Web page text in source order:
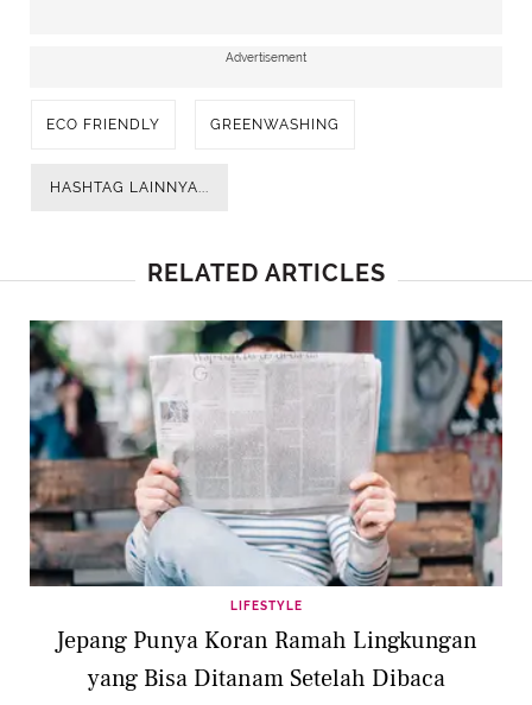
Advertisement
ECO FRIENDLY GREENWASHING
HASHTAG LAINNYA...
RELATED ARTICLES
LIFESTYLE
Jepang Punya Koran Ramah Lingkungan
yang Bisa Ditanam Setelah Dibaca